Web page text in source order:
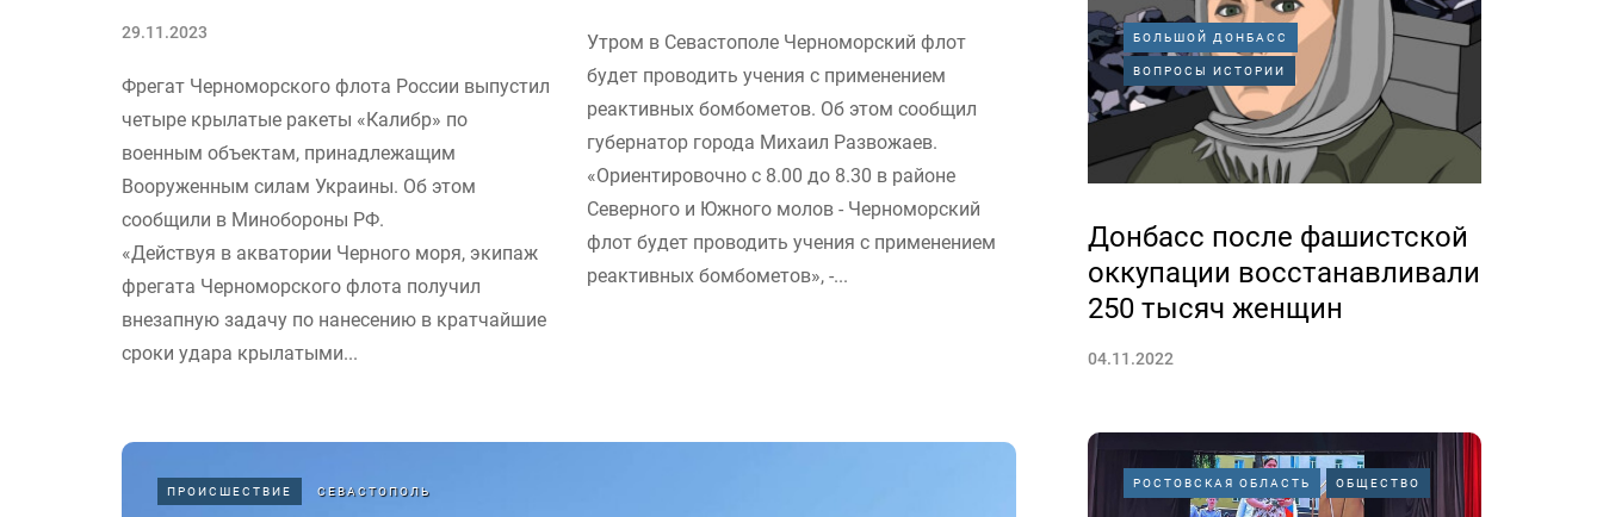
29.11.2023
Фрегат Черноморского флота России выпустил
четыре крылатые ракеты «Калибр» по
военным объектам, принадлежащим
Вооруженным силам Украины. Об этом
сообщили в Минобороны РФ.
«Действуя в акватории Черного моря, экипаж
фрегата Черноморского флота получил
внезапную задачу по нанесению в кратчайшие
сроки удара крылатыми...
Утром в Севастополе Черноморский флот
будет проводить учения с применением
реактивных бомбометов. Об этом сообщил
губернатор города Михаил Развожаев.
«Ориентировочно с 8.00 до 8.30 в районе
Северного и Южного молов - Черноморский
флот будет проводить учения с применением
реактивных бомбометов», -...
ПРОИСШЕСТВИЕ СЕВАСТОПОЛЬ
БОЛЬШОЙ ДОНБАСС
ВОПРОСЫ ИСТОРИИ
Донбасс после фашистской
оккупации восстанавливали
250 тысяч женщин
04.11.2022
РОСТОВСКАЯ ОБЛАСТЬ ОБЩЕСТВО